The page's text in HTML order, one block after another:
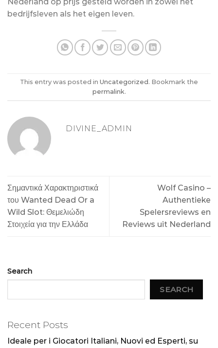
bedrijfsleven als het eigen leven.
This entry was posted in Uncategorized. Bookmark the
permalink.
DIVINE_ADMIN
Σημαντικά Χαρακτηριστικά
του Wanted Dead Or a
Wild Slot: Θεμελιώδη
Στοιχεία για την Ελλάδα
Wolf Casino –
Authentieke
Spelersreviews en
Reviews uit Nederland
Search
SEARCH
Recent Posts
Ideale per i Giocatori Italiani, Nuovi ed Esperti, su